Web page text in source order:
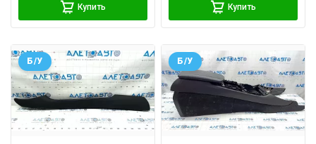
Купить Купить
Б/У Б/У